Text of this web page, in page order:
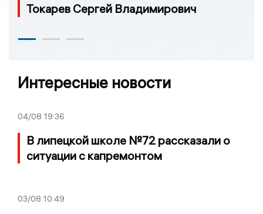
Токарев Сергей Владимирович
Интересные новости
04/08 19:36
В липецкой школе №72 рассказали о
ситуации с капремонтом
03/08 10:49